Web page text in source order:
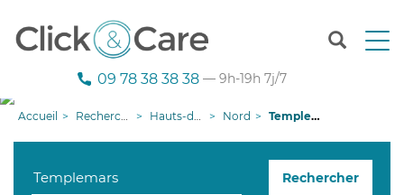
T
n
09 78 38 38 38 — 9h-19h 7j/7
Accueil Recherche aide à domicile Hauts-de-France Nord Templemars
Rechercher